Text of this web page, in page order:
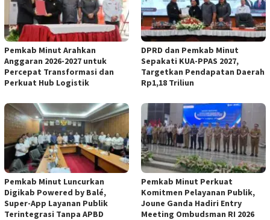
Pemkab Minut Arahkan
Anggaran 2026-2027 untuk
Percepat Transformasi dan
Perkuat Hub Logistik
DPRD dan Pemkab Minut
Sepakati KUA-PPAS 2027,
Targetkan Pendapatan Daerah
Rp1,18 Triliun
Pemkab Minut Luncurkan
Digikab Powered by Balé,
Super-App Layanan Publik
Terintegrasi Tanpa APBD
Pemkab Minut Perkuat
Komitmen Pelayanan Publik,
Joune Ganda Hadiri Entry
Meeting Ombudsman RI 2026